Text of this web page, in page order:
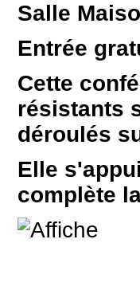
Salle
Entrée
Cette
résistants
déroulés
Elle
complète